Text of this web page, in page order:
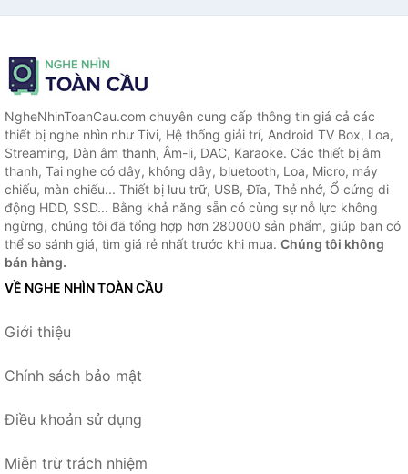
NgheNhinToanCau.com chuyên cung cấp thông tin giá cả các
thiết bị nghe nhìn như Tivi, Hệ thống giải trí, Android TV Box, Loa,
Streaming, Dàn âm thanh, Âm-li, DAC, Karaoke. Các thiết bị âm
thanh, Tai nghe có dây, không dây, bluetooth, Loa, Micro, máy
chiếu, màn chiếu... Thiết bị lưu trữ, USB, Đĩa, Thẻ nhớ, Ổ cứng di
động HDD, SSD... Bằng khả năng sẵn có cùng sự nỗ lực không
ngừng, chúng tôi đã tổng hợp hơn 280000 sản phẩm, giúp bạn có
thể so sánh giá, tìm giá rẻ nhất trước khi mua. Chúng tôi không
bán hàng.
VỀ NGHE NHÌN TOÀN CẦU
Giới thiệu
Chính sách bảo mật
Điều khoản sử dụng
Miễn trừ trách nhiệm